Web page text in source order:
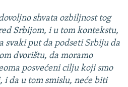
shvata ozbiljnost tog
Srbijom, i u tom kontekstu,
svaki put da podseti Srbiju da
dvorištu, da moramo
posvećeni cilju koji smo
i da u tom smislu, neće biti